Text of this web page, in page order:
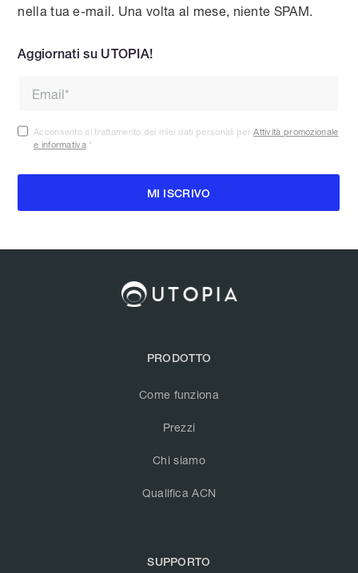
nella tua e-mail. Una volta al mese, niente SPAM.
Aggiornati su UTOPIA!
Acconsento al trattamento dei miei dati personali perAttività promozionale
e informativa *
PRODOTTO
Come funziona
Prezzi
Chi siamo
Qualifica ACN
SUPPORTO